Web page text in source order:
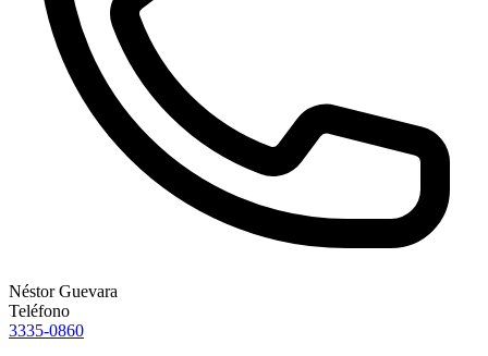
Néstor Guevara
Teléfono
3335-0860